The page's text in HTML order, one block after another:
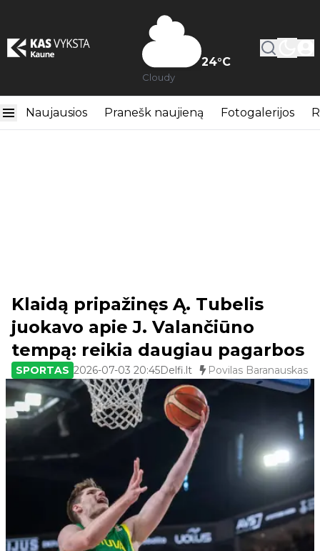
24°C
Cloudy
Naujausios Pranešk naujieną Fotogalerijos
Klaidą pripažinęs Ą. Tubelis
juokavo apie J. Valančiūno
tempą: reikia daugiau pagarbos
SPORTAS 2026-07-03 20:45Delfi.lt Povilas Baranauskas